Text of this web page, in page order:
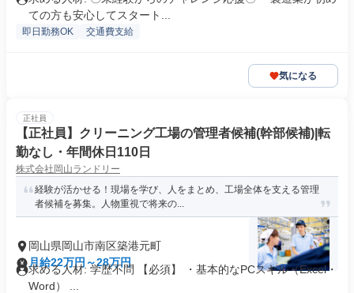
ての方も安心してスタート...
即日勤務OK 交通費支給
気になる
正社員
【正社員】クリーニング工場の管理者候補(幹部候補)|転
勤なし・年間休日110日
株式会社岡山ランドリー
経験が活かせる！現場を学び、人をまとめ、工場全体を支える管理
者候補を募集。人物重視で将来の...
岡山県岡山市南区築港元町
月給22万円～28万円
求める人材: 学歴不問 【必須】 ・基本的なPCスキル（Excel・
Word） ...